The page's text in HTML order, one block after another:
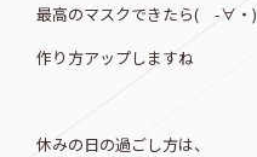
最高のマスクできたら( -∀・)
作り方アップしますね
休みの日の過ごし方は、